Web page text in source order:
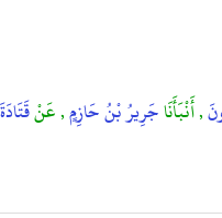
, أَنْبَأَنَاجَرِيرُ بْنُ حَازِمٍ, عَنْقَتَادَةَ